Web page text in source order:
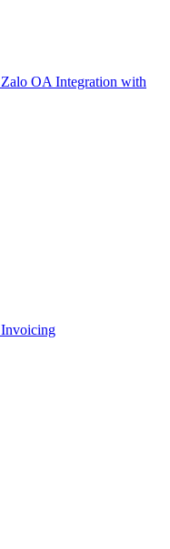
Zalo OA Integration with
Invoicing